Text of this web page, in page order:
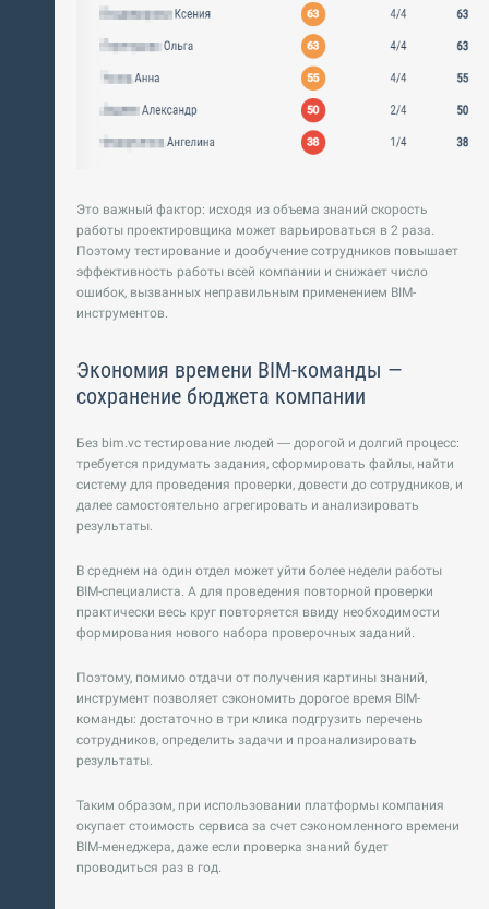
Это важный фактор: исходя из объема знаний скорость
работы проектировщика может варьироваться в 2 раза.
Поэтому тестирование и дообучение сотрудников повышает
эффективность работы всей компании и снижает число
ошибок, вызванных неправильным применением BIM-
инструментов.
Экономия времени BIM-команды —
сохранение бюджета компании
Без bim.vc тестирование людей — дорогой и долгий процесс:
требуется придумать задания, сформировать файлы, найти
систему для проведения проверки, довести до сотрудников, и
далее самостоятельно агрегировать и анализировать
результаты.
В среднем на один отдел может уйти более недели работы
BIM-специалиста. А для проведения повторной проверки
практически весь круг повторяется ввиду необходимости
формирования нового набора проверочных заданий.
Поэтому, помимо отдачи от получения картины знаний,
инструмент позволяет сэкономить дорогое время BIM-
команды: достаточно в три клика подгрузить перечень
сотрудников, определить задачи и проанализировать
результаты.
Таким образом, при использовании платформы компания
окупает стоимость сервиса за счет сэкономленного времени
BIM-менеджера, даже если проверка знаний будет
проводиться раз в год.